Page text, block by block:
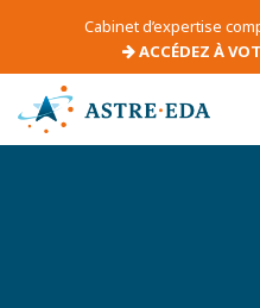
Cabinet d’expertise
ACCÉDEZ À